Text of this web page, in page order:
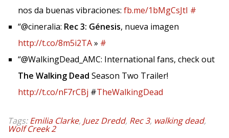
nos da buenas vibraciones: fb.me/1bMgCsJtI #
“@cineralia: Rec 3: Génesis, nueva imagen
http://t.co/8m5i2TA» #
“@WalkingDead_AMC: International fans, check out
The Walking Dead Season Two Trailer!
http://t.co/nF7rCBj #TheWalkingDead
Tags:Emilia Clarke, Juez Dredd, Rec 3, walking dead,
Wolf Creek 2